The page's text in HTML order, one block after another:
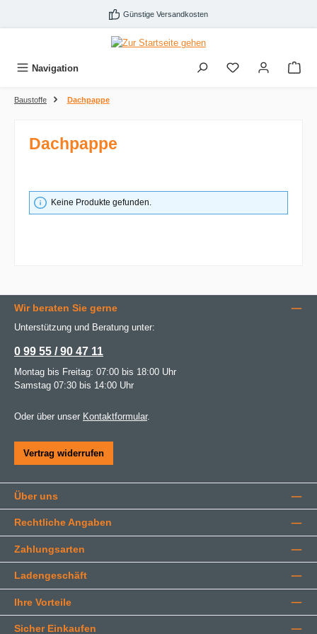
Zum Hauptinhalt springen Günstige Versandkosten
Navigation
Baustoffe Dachpappe
Dachpappe
Keine Produkte gefunden.
Wir beraten Sie gerne
Unterstützung und Beratung unter:
0 99 55 / 90 47 11
Montag bis Freitag: 07:00 bis 18:00 Uhr
Samstag 07:30 bis 14:00 Uhr
Oder über unser Kontaktformular.
Vertrag widerrufen
Über uns
Rechtliche Angaben
Zahlungsarten
Ladengeschäft
Ihre Vorteile
Sicher Einkaufen